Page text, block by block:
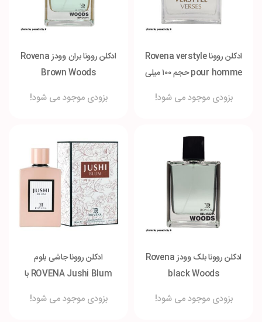
ادکلن روونا Rovena verstyle
pour homme حجم ۱۰۰ میلی
بزودی موجود می شود!
ادکلن روونا بران وودز Rovena
Brown Woods
بزودی موجود می شود!
ادکلن روونا بلک وودز Rovena
black Woods
بزودی موجود می شود!
ادکلن روونا جاشی بلوم
ROVENA Jushi Blum با
بزودی موجود می شود!